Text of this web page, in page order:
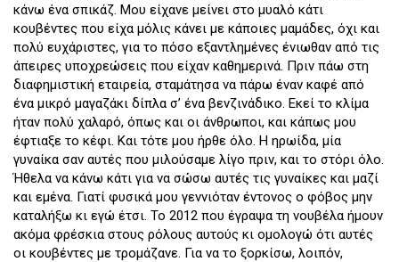
κάνω ένα σπικάζ. Μου είχανε μείνει στο μυαλό κάτι
κουβέντες που είχα μόλις κάνει με κάποιες μαμάδες, όχι και
πολύ ευχάριστες, για το πόσο εξαντλημένες ένιωθαν από τις
άπειρες υποχρεώσεις που είχαν καθημερινά. Πριν πάω στη
διαφημιστική εταιρεία, σταμάτησα να πάρω έναν καφέ από
ένα μικρό μαγαζάκι δίπλα σ’ ένα βενζινάδικο. Εκεί το κλίμα
ήταν πολύ χαλαρό, όπως και οι άνθρωποι, και κάπως μου
έφτιαξε το κέφι. Και τότε μου ήρθε όλο. Η ηρωίδα, μία
γυναίκα σαν αυτές που μιλούσαμε λίγο πριν, και το στόρι όλο.
Ήθελα να κάνω κάτι για να σώσω αυτές τις γυναίκες και μαζί
και εμένα. Γιατί φυσικά μου γεννιόταν έντονος ο φόβος μην
καταλήξω κι εγώ έτσι. Το 2012 που έγραψα τη νουβέλα ήμουν
ακόμα φρέσκια στους ρόλους αυτούς κι ομολογώ ότι αυτές
οι κουβέντες με τρομάζανε. Για να το ξορκίσω, λοιπόν,